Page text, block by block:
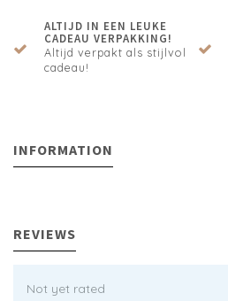
ALTIJD IN EEN LEUKE
CADEAU VERPAKKING!
Altijd verpakt als stijlvol
cadeau!
INFORMATION
REVIEWS
Not yet rated